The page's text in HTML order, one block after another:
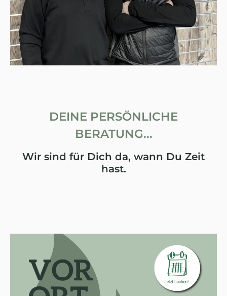
DEINE PERSÖNLICHE
BERATUNG...
Wir sind für Dich da, wann Du Zeit
hast.